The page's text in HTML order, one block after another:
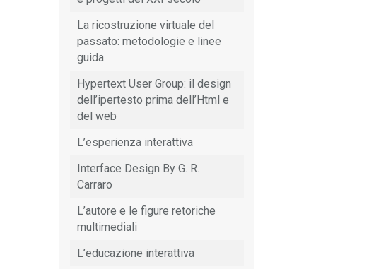
La ricostruzione virtuale del
passato: metodologie e linee
guida
Hypertext User Group: il design
dell’ipertesto prima dell’Html e
del web
L’esperienza interattiva
Interface Design By G. R.
Carraro
L’autore e le figure retoriche
multimediali
L’educazione interattiva